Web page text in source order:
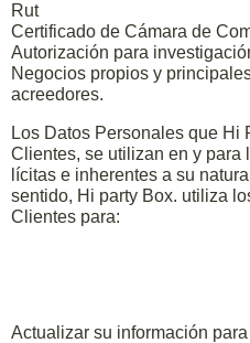
Rut
Certificado de Cámara de
Autorización para
Negocios propios y
acreedores.
Los Datos Personales que Hi
Clientes, se utilizan en y
lícitas e inherentes a su
sentido, Hi party Box. utiliza
Clientes para:
Actualizar su información